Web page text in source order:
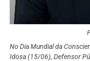
No Dia Mundial da
Idosa (15/06), Defensor